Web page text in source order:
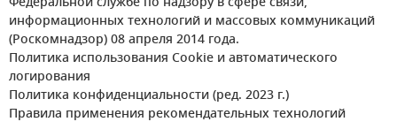
информационных технологий и массовых коммуникаций
(Роскомнадзор) 08 апреля 2014 года.
Политика использования Cookie и автоматического
логирования
Политика конфиденциальности (ред. 2023 г.)
Правила применения рекомендательных технологий